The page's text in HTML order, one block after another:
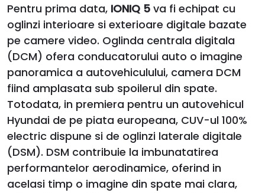
Pentru prima data, IONIQ 5 va fi echipat cu
oglinzi interioare si exterioare digitale bazate
pe camere video. Oglinda centrala digitala
(DCM) ofera conducatorului auto o imagine
panoramica a autovehiculului, camera DCM
fiind amplasata sub spoilerul din spate.
Totodata, in premiera pentru un autovehicul
Hyundai de pe piata europeana, CUV-ul 100%
electric dispune si de oglinzi laterale digitale
(DSM). DSM contribuie la imbunatatirea
performantelor aerodinamice, oferind in
acelasi timp o imagine din spate mai clara,